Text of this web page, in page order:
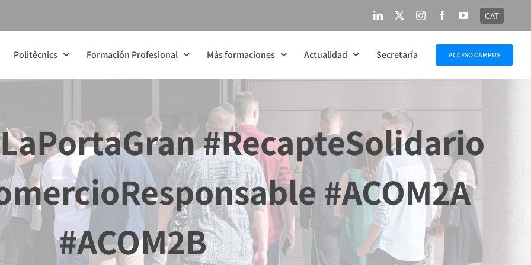
LinkedIn InstagramFacebookYouTube
CAT
Politècnics Formación Profesional Más formaciones Actualidad Secretaría ACCESO CAMPUS
#RecapteSolidario
#ACOM2A
#ACOM2B